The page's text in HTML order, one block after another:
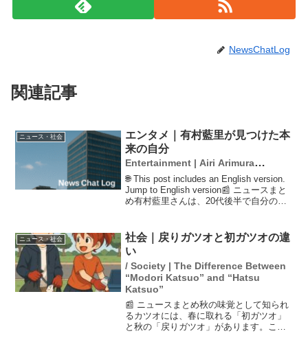
NewsChatLog
関連記事
ニュース・社会
エンタメ｜有村藍里が見つけた本
来の自分
Entertainment | Airi Arimura
Discovers Her True Self
🌐 This post includes an English version.
Jump to English version📰 ニュースまと
め有村藍里さんは、20代後半で自分の新
ニュース・社会
社会｜戻りガツオと初ガツオの違
い
/ Society | The Difference Between
“Modori Katsuo” and “Hatsu
Katsuo”
📰 ニュースまとめ秋の味覚として知られ
るカツオには、春に取れる「初ガツオ」
と秋の「戻りガツオ」があります。この